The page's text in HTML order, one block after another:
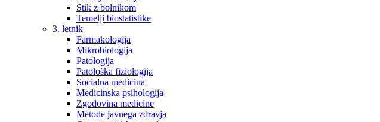
Stik z bolnikom
Temelji biostatistike
3. letnik
Farmakologija
Mikrobiologija
Patologija
Patološka fiziologija
Socialna medicina
Medicinska psihologija
Zgodovina medicine
Metode javnega zdravja